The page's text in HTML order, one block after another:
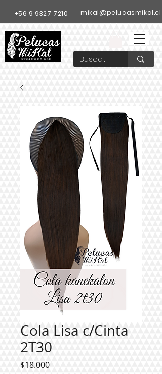
+56 9 9327 7210 mikal@pelucasmikal.cl
Cola Lisa c/Cinta
2T30
$18.000Precio